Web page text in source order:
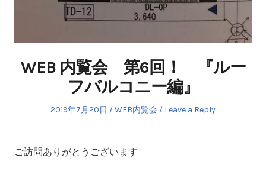
WEB 内覧会 第6回！ 『ルー
フバルコニー編』
Posted
2019年7月20日
Posted
WEB内覧会 Leave a Reply
ご訪問ありがとうございます